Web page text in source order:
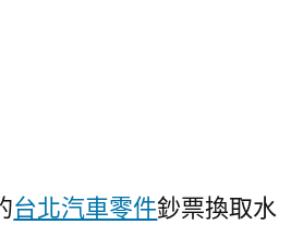
台北汽車零件鈔票換取水